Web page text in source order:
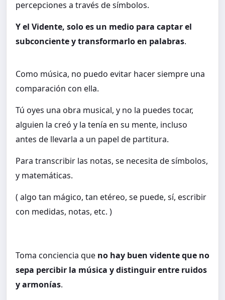
percepciones a través de símbolos.
Y el Vidente, solo es un medio para captar el
subconciente y transformarlo en palabras.
Como música, no puedo evitar hacer siempre una
comparación con ella.
Tú oyes una obra musical, y no la puedes tocar,
alguien la creó y la tenía en su mente, incluso
antes de llevarla a un papel de partitura.
Para transcribir las notas, se necesita de símbolos,
y matemáticas.
( algo tan mágico, tan etéreo, se puede, sí, escribir
con medidas, notas, etc. )
Toma conciencia que no hay buen vidente que no
sepa percibir la música y distinguir entre ruidos
y armonías.